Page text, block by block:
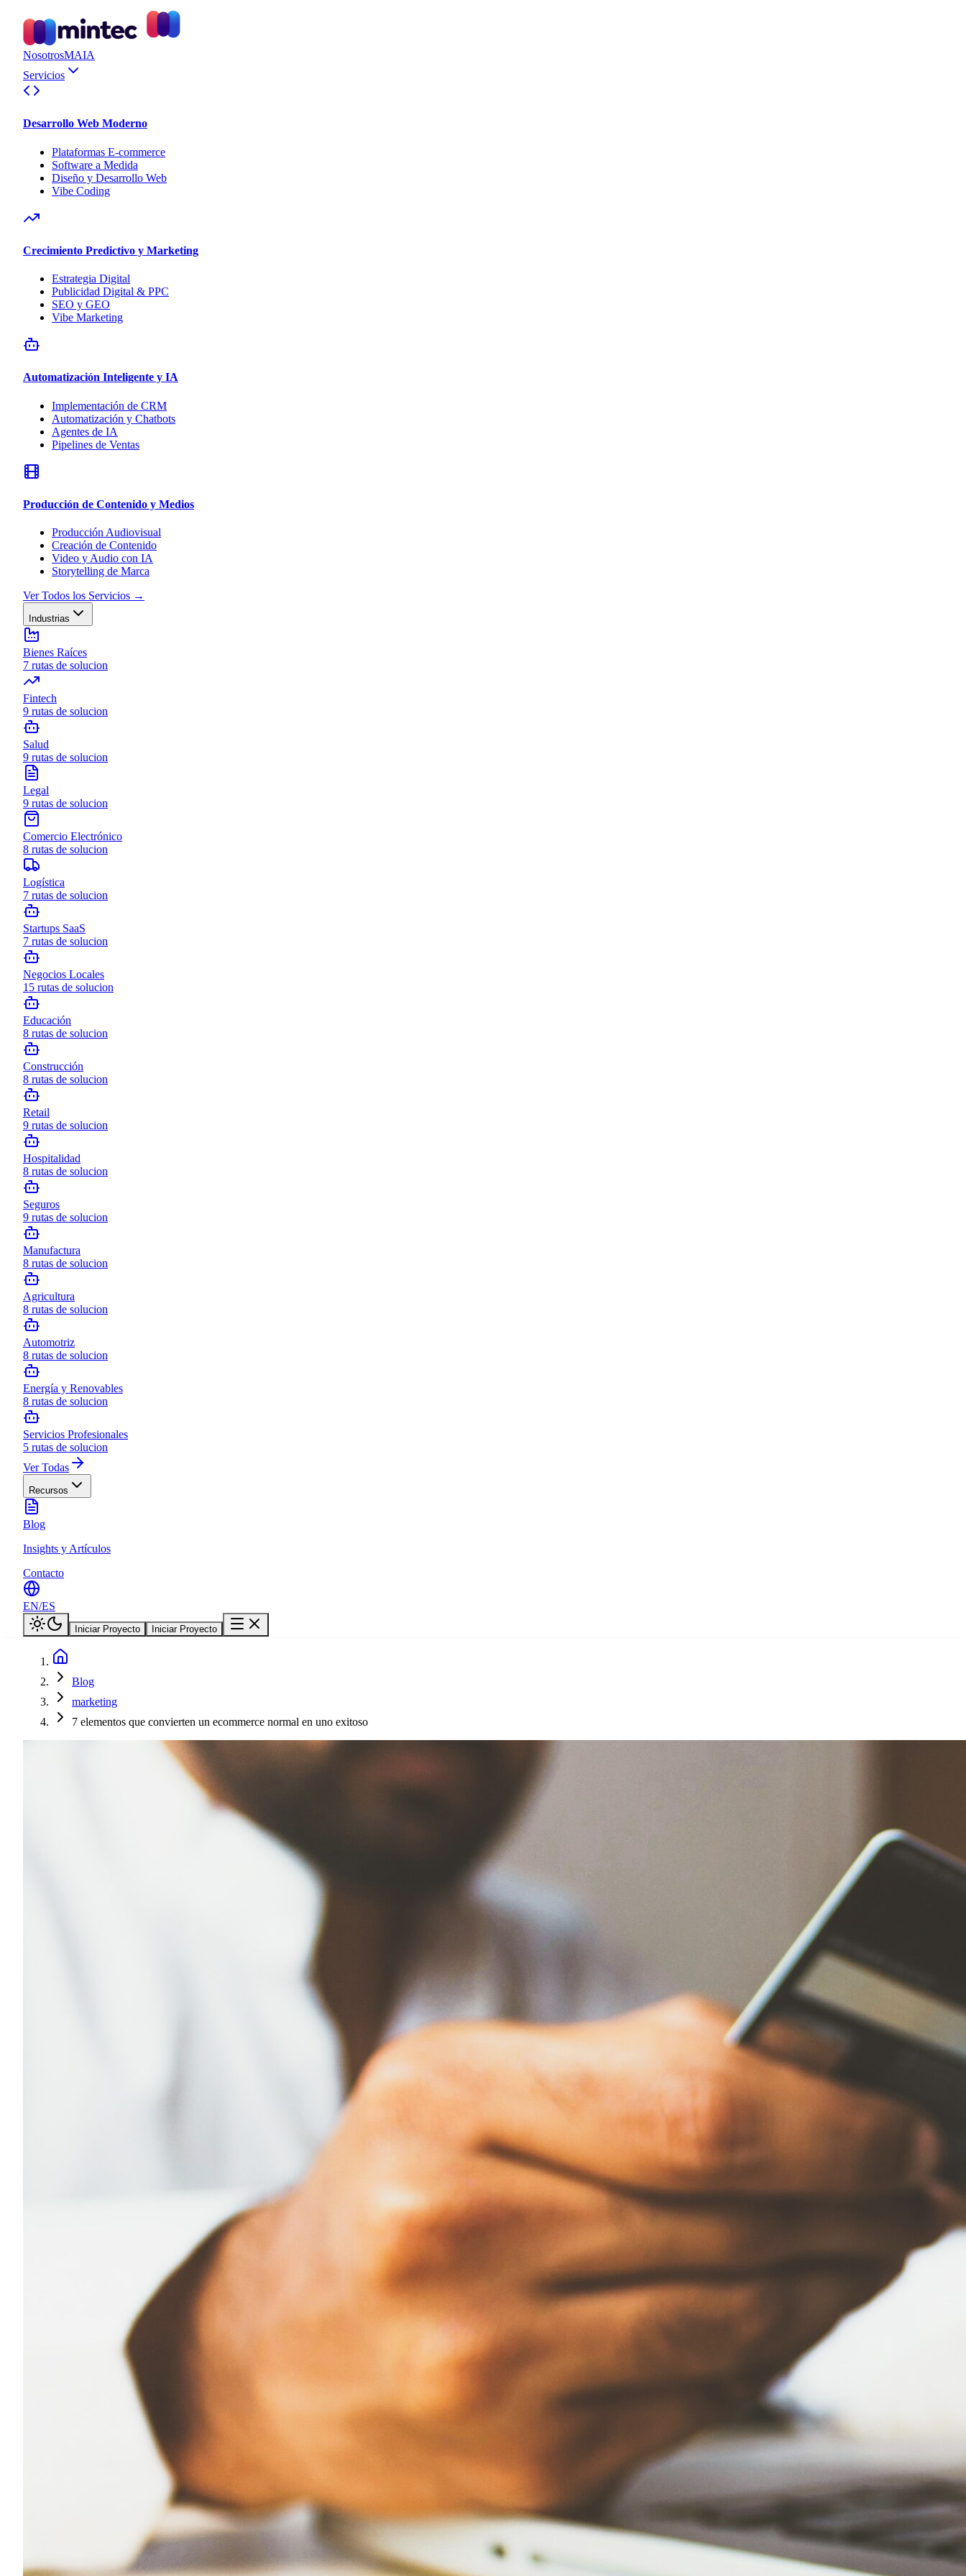
NosotrosMAIA
Servicios
Desarrollo Web Moderno
Plataformas E-commerce
Software a Medida
Diseño y Desarrollo Web
Vibe Coding
Crecimiento Predictivo y Marketing
Estrategia Digital
Publicidad Digital & PPC
SEO y GEO
Vibe Marketing
Automatización Inteligente y IA
Implementación de CRM
Automatización y Chatbots
Agentes de IA
Pipelines de Ventas
Producción de Contenido y Medios
Producción Audiovisual
Creación de Contenido
Video y Audio con IA
Storytelling de Marca
Ver Todos los Servicios →
Industrias
Bienes Raíces
7 rutas de solucion
Fintech
9 rutas de solucion
Salud
9 rutas de solucion
Legal
9 rutas de solucion
Comercio Electrónico
8 rutas de solucion
Logística
7 rutas de solucion
Startups SaaS
7 rutas de solucion
Negocios Locales
15 rutas de solucion
Educación
8 rutas de solucion
Construcción
8 rutas de solucion
Retail
9 rutas de solucion
Hospitalidad
8 rutas de solucion
Seguros
9 rutas de solucion
Manufactura
8 rutas de solucion
Agricultura
8 rutas de solucion
Automotriz
8 rutas de solucion
Energía y Renovables
8 rutas de solucion
Servicios Profesionales
5 rutas de solucion
Ver Todas
Recursos
Blog
Insights y Artículos
Contacto
EN/ES
Iniciar Proyecto Iniciar Proyecto
Blog
marketing
7 elementos que convierten un ecommerce normal en uno exitoso